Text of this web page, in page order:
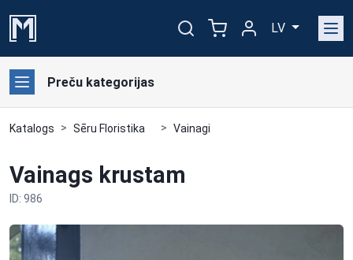
LV
Preču kategorijas
Katalogs Sēru Floristika Vainagi
Vainags krustam
ID: 986